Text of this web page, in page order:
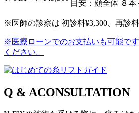
目安：顔全体 ８本
※医師の診察は 初診料¥3,300、再診料
※医療ローンでのお支払いも可能で
ください。
Q & ACONSULTATION